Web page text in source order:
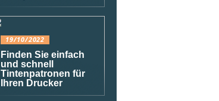
19/10/2022
Finden Sie einfach
und schnell
Tintenpatronen für
Ihren Drucker